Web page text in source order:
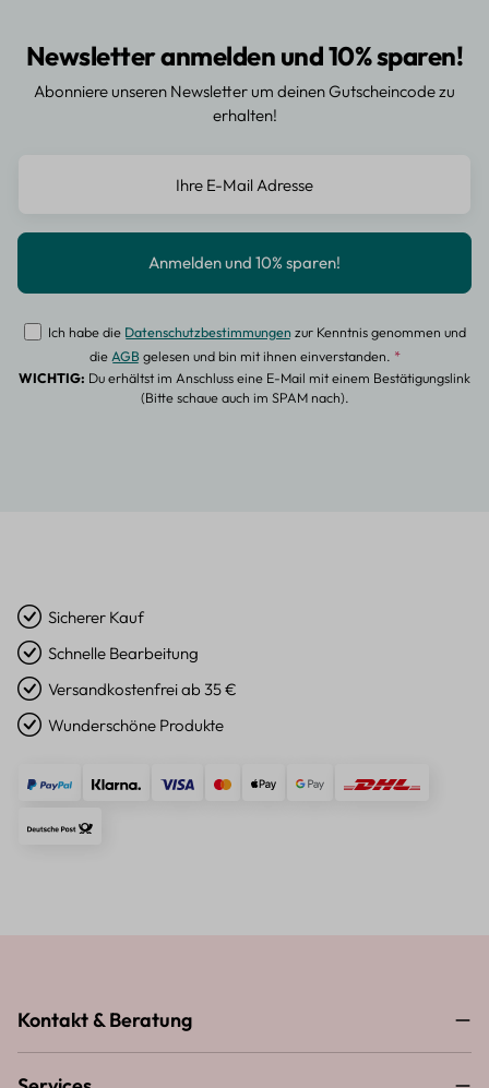
Newsletter anmelden und 10% sparen!
Abonniere unseren Newsletter um deinen Gutscheincode zu
erhalten!
Ich habe die Datenschutzbestimmungenzur Kenntnis genommen und
dieAGBgelesen und bin mit ihnen einverstanden. *
WICHTIG: Du erhältst im Anschluss eine E-Mail mit einem Bestätigungslink
(Bitte schaue auch im SPAM nach).
Sicherer Kauf
Schnelle Bearbeitung
Versandkostenfrei ab 35 €
Wunderschöne Produkte
Kontakt & Beratung